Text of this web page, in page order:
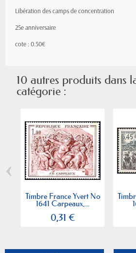
Libération des camps de concentration
25e anniversaire
cote : 0.50€
10 autres produits dans
catégorie :
Timbre France Yvert No
1641 Carpeaux,...
0,31 €
‹